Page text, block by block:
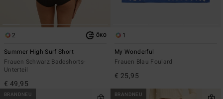
2 ÖKO
Summer High Surf Short
Frauen Schwarz Badeshorts-
Unterteil
€ 49,95
1
My Wonderful
Frauen Blau Foulard
€ 25,95
BRANDNEU BRANDNEU